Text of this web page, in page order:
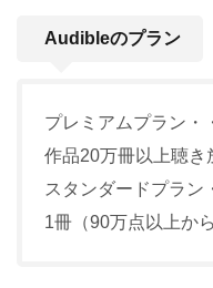
Audibleのプラン
プレミアムプラン・
作品20万冊以上聴き
スタンダードプラン
1冊（90万点以上か